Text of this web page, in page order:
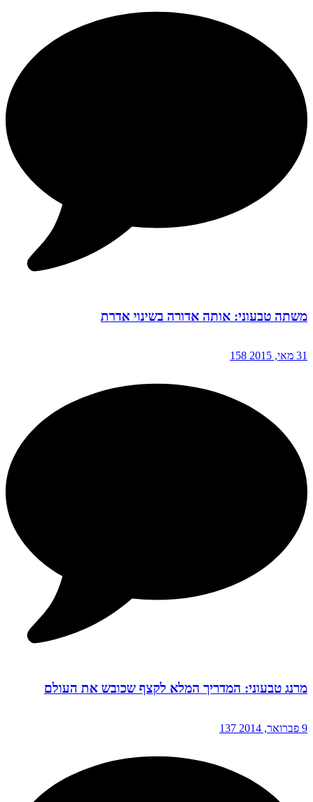
משתה טבעוני: אותה אדורה בשינוי אדרת
31 מאי, 2015 158
מרנג טבעוני: המדריך המלא לקצף שכובש את העולם
9 פברואר, 2014 137